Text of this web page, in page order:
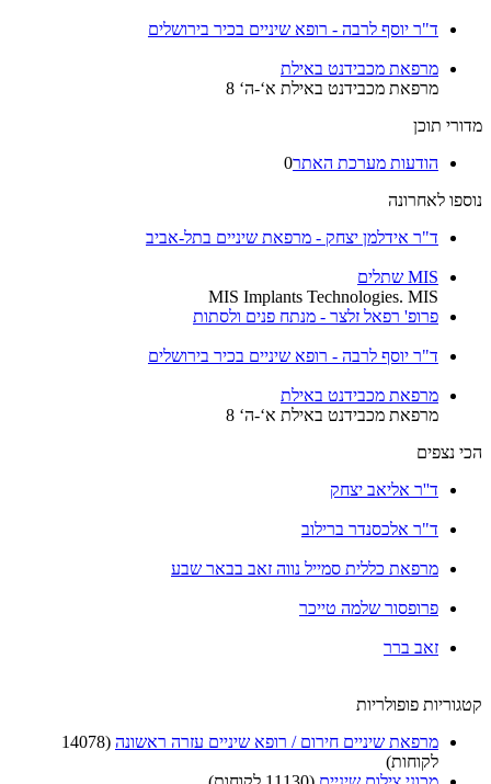
ד"ר יוסף לרבה - רופא שיניים בכיר בירושלים
מרפאת מכבידנט באילת
מרפאת מכבידנט באילת א‘-ה‘ 8
מדורי תוכן
הודעות מערכת האתר0
נוספו לאחרונה
ד"ר אידלמן יצחק - מרפאת שיניים בתל-אביב
MIS שתלים
MIS Implants Technologies. MIS
פרופ' רפאל זלצר - מנתח פנים ולסתות
ד"ר יוסף לרבה - רופא שיניים בכיר בירושלים
מרפאת מכבידנט באילת
מרפאת מכבידנט באילת א‘-ה‘ 8
הכי נצפים
ד''ר אליאב יצחק
ד"ר אלכסנדר ברילוב
מרפאת כללית סמייל נווה זאב בבאר שבע
פרופסור שלמה טייכר
זאב ברר
קטגוריות פופולריות
מרפאת שיניים חירום / רופא שיניים עזרה ראשונה (14078
לקוחות)